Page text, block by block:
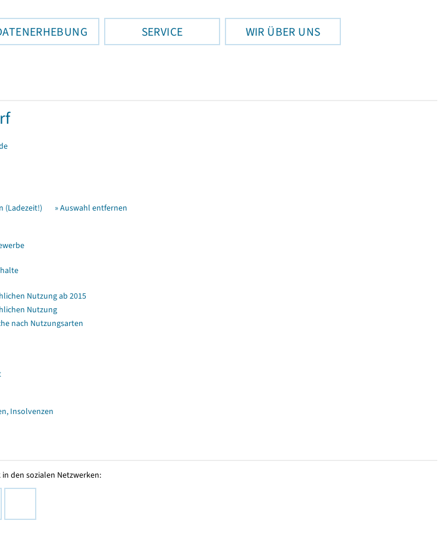
SERVICE WIR ÜBER UNS
(Ladezeit!) » Auswahl entfernen
Nutzung ab 2015
Nutzung
nach Nutzungsarten
Insolvenzen
den sozialen Netzwerken: